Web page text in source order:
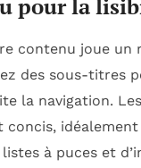
pour la
contenu joue un
des sous-titres
la navigation. Les
à puces et